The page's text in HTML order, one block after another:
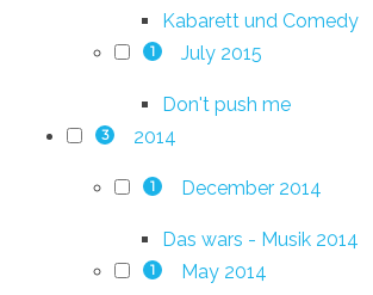
Kabarett und Comedy
1 July 2015
Don't push me
3 2014
1 December 2014
Das wars - Musik 2014
1 May 2014